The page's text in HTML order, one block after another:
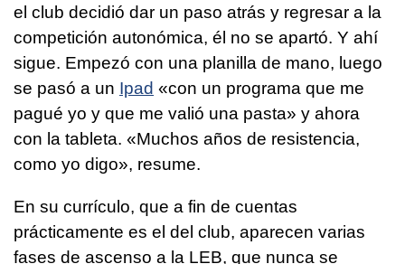
el club decidió dar un paso atrás y regresar a la
competición autonómica, él no se apartó. Y ahí
sigue. Empezó con una planilla de mano, luego
se pasó a un Ipad «con un programa que me
pagué yo y que me valió una pasta» y ahora
con la tableta. «Muchos años de resistencia,
como yo digo», resume.
En su currículo, que a fin de cuentas
prácticamente es el del club, aparecen varias
fases de ascenso a la LEB, que nunca se